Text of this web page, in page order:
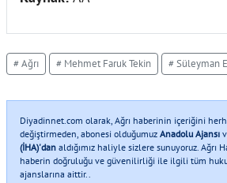
# Ağrı # Mehmet Faruk Tekin # Süleyman
Diyadinnet.com olarak, Ağrı haberinin içeriğini
değiştirmeden, abonesi olduğumuz Anadolu Ajansı
(İHA)'dan aldığımız haliyle sizlere sunuyoruz. Ağrı
haberin doğruluğu ve güvenilirliği ile ilgili tüm
ajanslarına aittir..